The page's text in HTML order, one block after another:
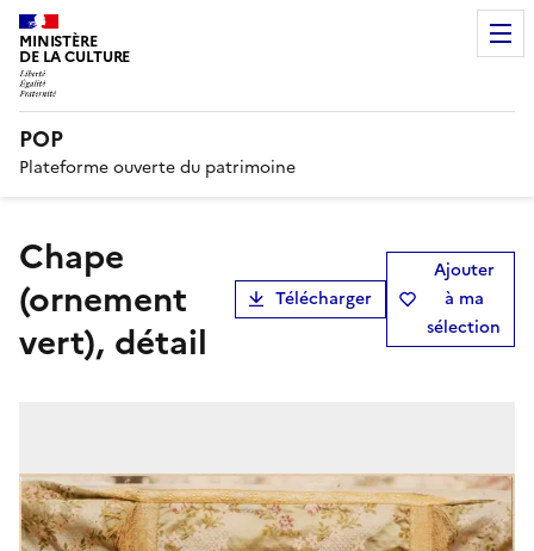
MINISTÈRE
DE LA CULTURE
POP
Plateforme ouverte du patrimoine
chape
(ornement
vert), détail
Télécharger
Ajouter
à ma
sélection